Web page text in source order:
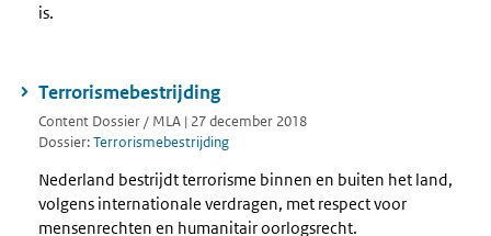
is.
Terrorismebestrijding
Content Dossier / MLA | 27 december 2018
Dossier:Terrorismebestrijding
Nederland bestrijdt terrorisme binnen en buiten het land,
volgens internationale verdragen, met respect voor
mensenrechten en humanitair oorlogsrecht.